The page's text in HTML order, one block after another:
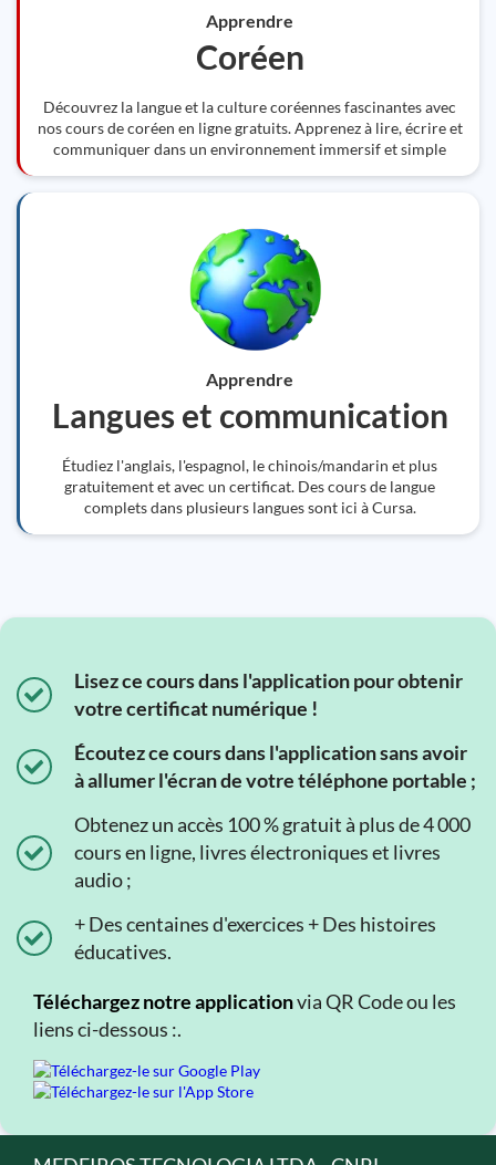
Apprendre
Coréen
Découvrez la langue et la culture coréennes fascinantes avec
nos cours de coréen en ligne gratuits. Apprenez à lire, écrire et
communiquer dans un environnement immersif et simple
Apprendre
Langues et communication
Étudiez l'anglais, l'espagnol, le chinois/mandarin et plus
gratuitement et avec un certificat. Des cours de langue
complets dans plusieurs langues sont ici à Cursa.
Lisez ce cours dans l'application pour obtenir
votre certificat numérique !
Écoutez ce cours dans l'application sans avoir
à allumer l'écran de votre téléphone portable ;
Obtenez un accès 100 % gratuit à plus de 4 000
cours en ligne, livres électroniques et livres
audio ;
+ Des centaines d'exercices + Des histoires
éducatives.
Téléchargez notre applicationvia QR Code ou les
liens ci-dessous :.